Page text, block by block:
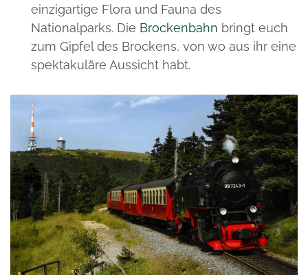
einzigartige Flora und Fauna des
Nationalparks. Die Brockenbahn bringt euch
zum Gipfel des Brockens, von wo aus ihr eine
spektakuläre Aussicht habt.